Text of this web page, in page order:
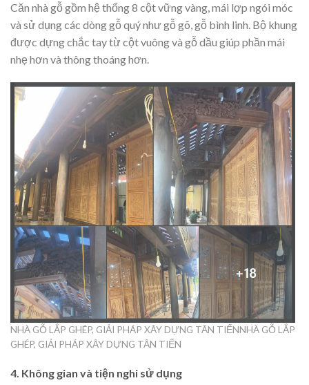
Căn nhà gỗ gồm hệ thống 8 cột vững vàng, mái lợp ngói móc
và sử dụng các dòng gỗ quý như gỗ gõ, gỗ bình linh. Bộ khung
được dựng chắc tay từ cột vuông và gỗ dầu giúp phần mái
nhẹ hơn và thông thoáng hơn.
NHÀ GỖ LẮP GHÉP, GIẢI PHÁP XÂY DỰNG TÂN TIẾNNHÀ GỖ LẮP
GHÉP, GIẢI PHÁP XÂY DỰNG TÂN TIẾN
4. Không gian và tiện nghi sử dụng